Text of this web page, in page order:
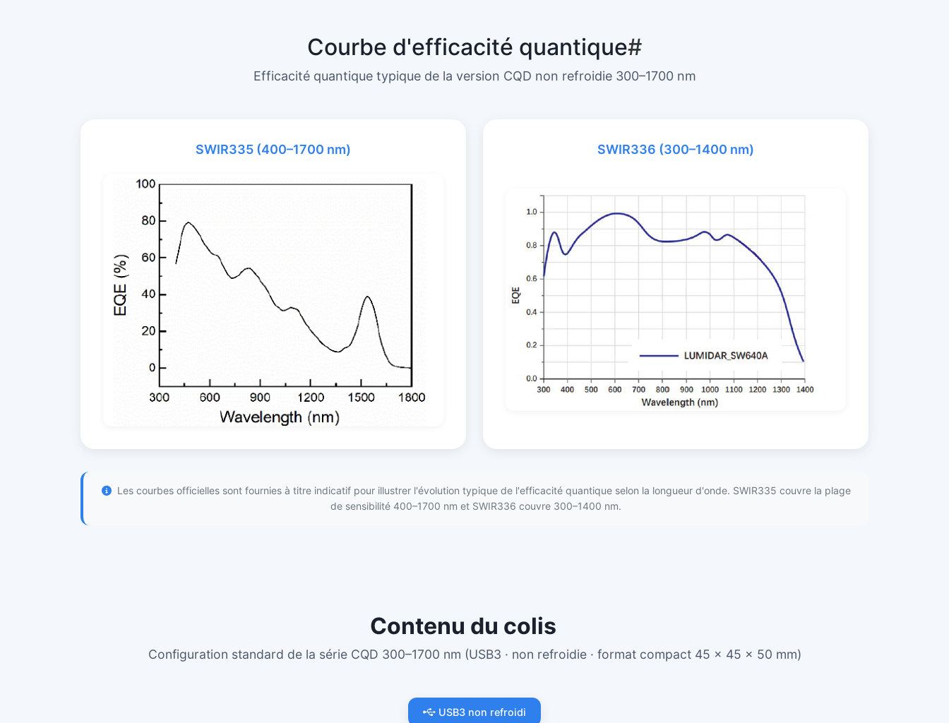
Courbe d'efficacité quantique#
Efficacité quantique typique de la version CQD non refroidie 300–1700 nm
SWIR335 (400–1700 nm) SWIR336 (300–1400 nm)
Les courbes officielles sont fournies à titre indicatif pour illustrer l'évolution typique de l'efficacité quantique selon la longueur d'onde. SWIR335 couvre la plage
de sensibilité 400–1700 nm et SWIR336 couvre 300–1400 nm.
Contenu du colis
Configuration standard de la série CQD 300–1700 nm (USB3 · non refroidie · format compact 45 × 45 × 50 mm)
USB3 non refroidi